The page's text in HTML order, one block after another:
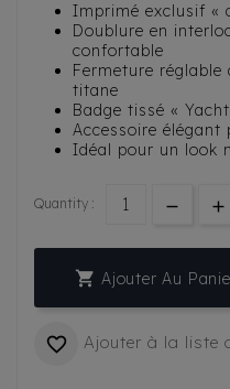
Imprimé exclusif «
Doublure en
confortable
Fermeture réglable
titane
Badge tissé «
Accessoire élégant
Idéal pour un look
Quantity :
 Ajouter Au
 Ajouter à la liste